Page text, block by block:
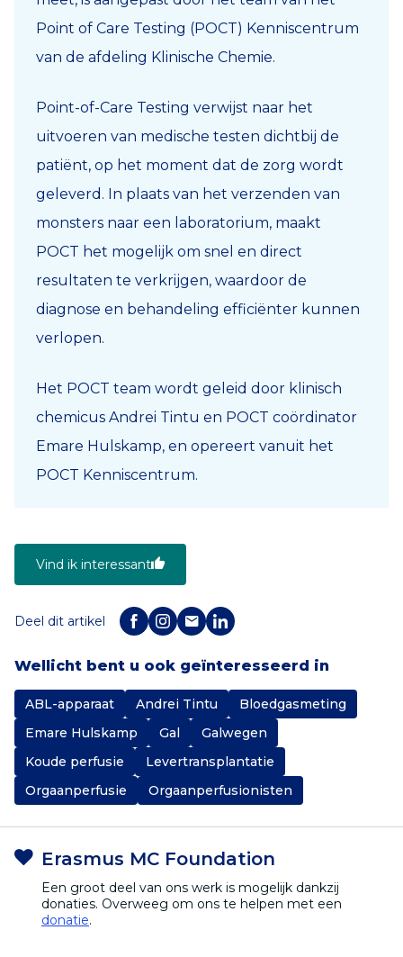
Point of Care Testing (POCT) Kenniscentrum
van de afdeling Klinische Chemie.
Point-of-Care Testing verwijst naar het
uitvoeren van medische testen dichtbij de
patiënt, op het moment dat de zorg wordt
geleverd. In plaats van het verzenden van
monsters naar een laboratorium, maakt
POCT het mogelijk om snel en direct
resultaten te verkrijgen, waardoor de
diagnose en behandeling efficiënter kunnen
verlopen.
Het POCT team wordt geleid door klinisch
chemicus Andrei Tintu en POCT coördinator
Emare Hulskamp, en opereert vanuit het
POCT Kenniscentrum.
Vind ik interessant
Deel dit artikel
Wellicht bent u ook geïnteresseerd in
ABL-apparaat Andrei Tintu
Bloedgasmeting
Emare Hulskamp
Gal
Galwegen
Koude perfusie
Levertransplantatie
Orgaanperfusie
Orgaanperfusionisten
Erasmus MC Foundation
Een groot deel van ons werk is mogelijk dankzij
donaties. Overweeg om ons te helpen met een
donatie.